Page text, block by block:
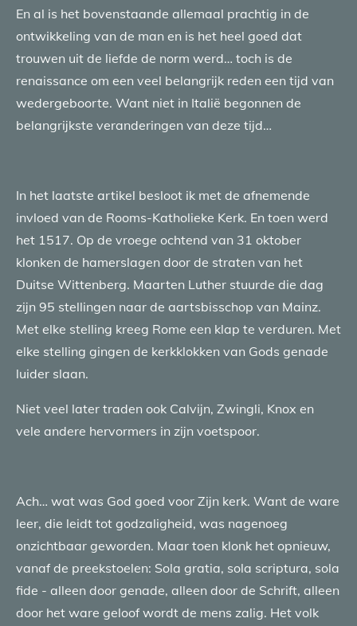
En al is het bovenstaande allemaal prachtig in de
ontwikkeling van de man en is het heel goed dat
trouwen uit de liefde de norm werd… toch is de
renaissance om een veel belangrijk reden een tijd van
wedergeboorte. Want niet in Italië begonnen de
belangrijkste veranderingen van deze tijd…
In het laatste artikel besloot ik met de afnemende
invloed van de Rooms-Katholieke Kerk. En toen werd
het 1517. Op de vroege ochtend van 31 oktober
klonken de hamerslagen door de straten van het
Duitse Wittenberg. Maarten Luther stuurde die dag
zijn 95 stellingen naar de aartsbisschop van Mainz.
Met elke stelling kreeg Rome een klap te verduren. Met
elke stelling gingen de kerkklokken van Gods genade
luider slaan.
Niet veel later traden ook Calvijn, Zwingli, Knox en
vele andere hervormers in zijn voetspoor.
Ach… wat was God goed voor Zijn kerk. Want de ware
leer, die leidt tot godzaligheid, was nagenoeg
onzichtbaar geworden. Maar toen klonk het opnieuw,
vanaf de preekstoelen: Sola gratia, sola scriptura, sola
fide - alleen door genade, alleen door de Schrift, alleen
door het ware geloof wordt de mens zalig. Het volk